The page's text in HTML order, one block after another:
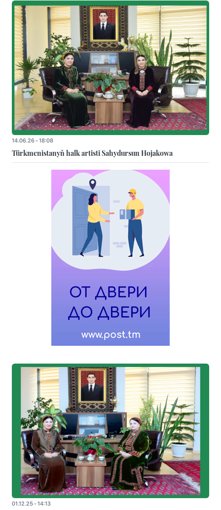
14.06.26 - 18:08
Türkmenistanyň halk artisti Sahydursun Hojakowa
01.12.25 - 14:13